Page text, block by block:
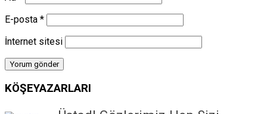
E-posta *
İnternet sitesi
KÖŞEYAZARLARI